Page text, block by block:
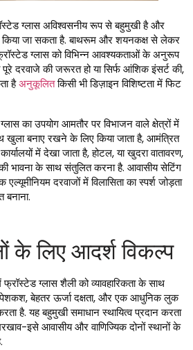
ग्लास अविश्वसनीय रूप से बहुमुखी है और
किया जा सकता है. बाथरूम और शयनकक्ष से लेकर
ग्लास को विभिन्न आवश्यकताओं के अनुरूप
दरवाजे की जरूरत हो या सिर्फ आंशिक इंसर्ट की,
हैअनुकूलितकिसी भी डिज़ाइन विशिष्टता में फिट
का उपयोग आमतौर पर विभाजन वाले क्षेत्रों में
बनाए रखने के लिए किया जाता है, आमंत्रित
में देखा जाता है, होटल, या खुदरा वातावरण,
की भावना के साथ संतुलित करना है. आवासीय सेटिंग
दरवाजों में विलासिता का स्पर्श जोड़ता
के लिए आदर्श विकल्प
ग्लास शैली को व्यावहारिकता के साथ
पेशकश, बेहतर ऊर्जा दक्षता, और एक आधुनिक लुक
है. यह बहुमुखी समाधान स्थायित्व प्रदान करता
इसे आवासीय और वाणिज्यिक दोनों स्थानों के